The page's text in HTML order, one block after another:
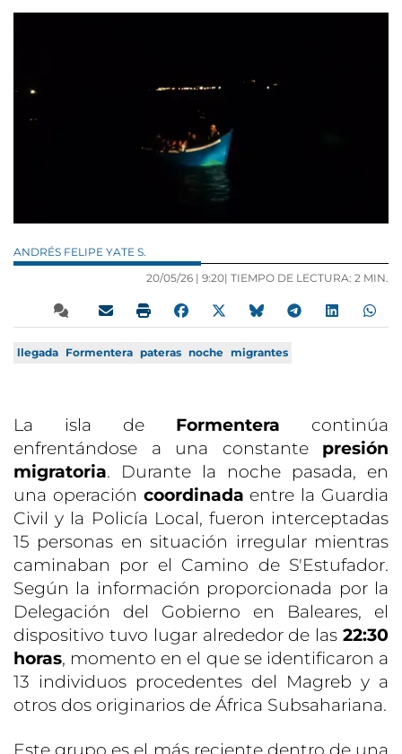
ANDRÉS FELIPE YATE S.
20/05/26 | 9:20| TIEMPO DE LECTURA: 2 MIN.
llegada Formentera pateras noche migrantes
La isla de Formentera continúa
enfrentándose a una constante presión
migratoria. Durante la noche pasada, en
una operación coordinada entre la Guardia
Civil y la Policía Local, fueron interceptadas
15 personas en situación irregular mientras
caminaban por el Camino de S'Estufador.
Según la información proporcionada por la
Delegación del Gobierno en Baleares, el
dispositivo tuvo lugar alrededor de las 22:30
horas, momento en el que se identificaron a
13 individuos procedentes del Magreb y a
otros dos originarios de África Subsahariana.